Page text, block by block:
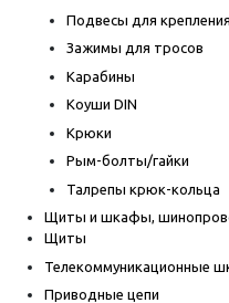
Подвесы для
Зажимы для тросов
Карабины
Коуши DIN
Крюки
Рым-болты/гайки
Талрепы крюк-кольца
Щиты и шкафы,
Щиты
Телекоммуникационные
Приводные цепи